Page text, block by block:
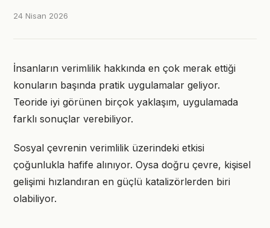
24 Nisan 2026
İnsanların verimlilik hakkında en çok merak ettiği
konuların başında pratik uygulamalar geliyor.
Teoride iyi görünen birçok yaklaşım, uygulamada
farklı sonuçlar verebiliyor.
Sosyal çevrenin verimlilik üzerindeki etkisi
çoğunlukla hafife alınıyor. Oysa doğru çevre, kişisel
gelişimi hızlandıran en güçlü katalizörlerden biri
olabiliyor.